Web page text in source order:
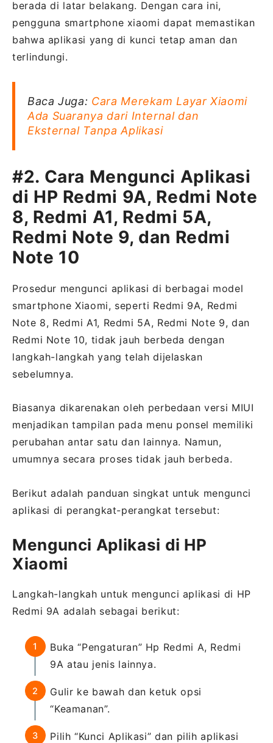
berada di latar belakang. Dengan cara ini,
pengguna smartphone xiaomi dapat memastikan
bahwa aplikasi yang di kunci tetap aman dan
terlindungi.
Baca Juga: Cara Merekam Layar Xiaomi
Ada Suaranya dari Internal dan
Eksternal Tanpa Aplikasi
#2. Cara Mengunci Aplikasi
di HP Redmi 9A, Redmi Note
8, Redmi A1, Redmi 5A,
Redmi Note 9, dan Redmi
Note 10
Prosedur mengunci aplikasi di berbagai model
smartphone Xiaomi, seperti Redmi 9A, Redmi
Note 8, Redmi A1, Redmi 5A, Redmi Note 9, dan
Redmi Note 10, tidak jauh berbeda dengan
langkah-langkah yang telah dijelaskan
sebelumnya.
Biasanya dikarenakan oleh perbedaan versi MIUI
menjadikan tampilan pada menu ponsel memiliki
perubahan antar satu dan lainnya. Namun,
umumnya secara proses tidak jauh berbeda.
Berikut adalah panduan singkat untuk mengunci
aplikasi di perangkat-perangkat tersebut:
Mengunci Aplikasi di HP
Xiaomi
Langkah-langkah untuk mengunci aplikasi di HP
Redmi 9A adalah sebagai berikut:
Buka “Pengaturan” Hp Redmi A, Redmi
9A atau jenis lainnya.
Gulir ke bawah dan ketuk opsi
“Keamanan”.
Pilih “Kunci Aplikasi” dan pilih aplikasi